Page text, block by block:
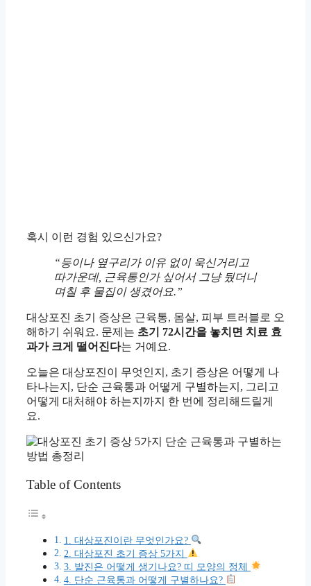
혹시 이런 경험 있으신가요?
“등이나 옆구리가 이유 없이 욱신거리고
따가운데, 근육통인가 싶어서 그냥 뒀더니
며칠 후 물집이 생겼어요.”
대상포진 초기 증상은 근육통, 몸살, 피부 트러블로 오
해하기 쉬워요. 문제는 초기 72시간을 놓치면 치료 효
과가 크게 떨어진다는 거예요.
오늘은 대상포진이 무엇인지, 초기 증상은 어떻게 나
타나는지, 단순 근육통과 어떻게 구별하는지, 그리고
어떻게 대처해야 하는지까지 한 번에 정리해드릴게
요.
Table of Contents
1. 대상포진이란 무엇인가요?
2. 대상포진 초기 증상 5가지
3. 발진은 어떻게 생기나요? 띠 모양의 정체
4. 단순 근육통과 어떻게 구별하나요?